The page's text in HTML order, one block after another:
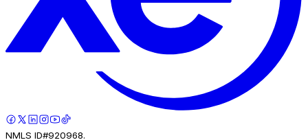
NMLS ID#920968.